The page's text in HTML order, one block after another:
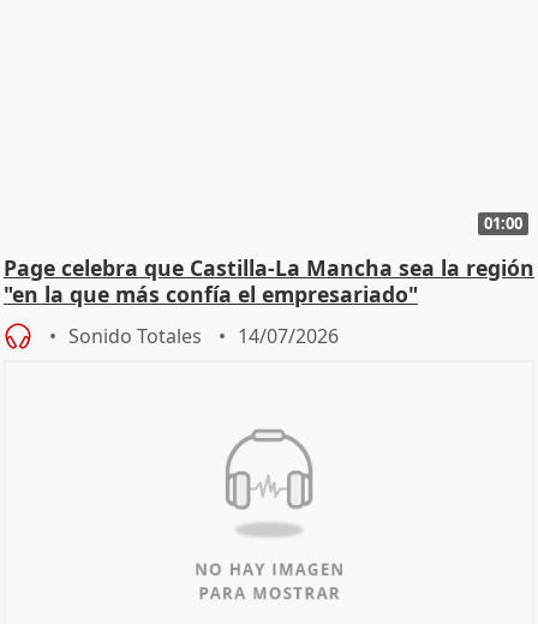
01:00
Page celebra que Castilla-La Mancha sea la región
"en la que más confía el empresariado"
Sonido Totales 14/07/2026